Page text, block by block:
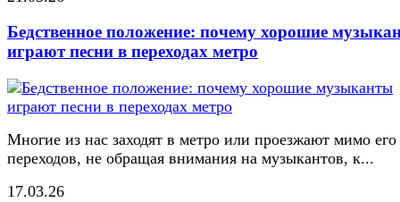
Бедственное положение: почему хорошие
играют песни в переходах метро
Многие из нас заходят в метро или проезжают мимо его
переходов, не обращая внимания на музыкантов, к...
17.03.26